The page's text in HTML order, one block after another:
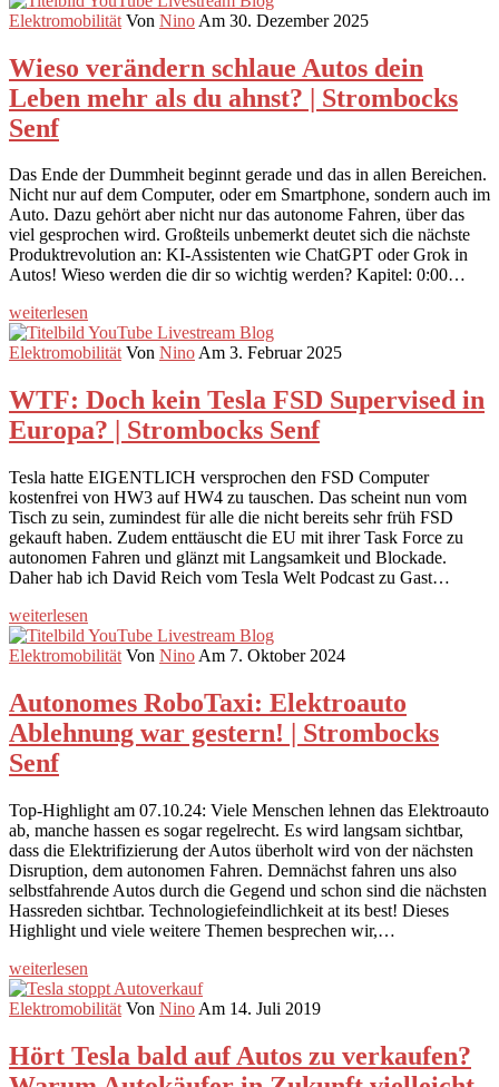
Elektromobilität Von Nino Am 30. Dezember 2025
Wieso verändern schlaue Autos dein
Leben mehr als du ahnst? | Strombocks
Senf
Das Ende der Dummheit beginnt gerade und das in allen Bereichen.
Nicht nur auf dem Computer, oder em Smartphone, sondern auch im
Auto. Dazu gehört aber nicht nur das autonome Fahren, über das
viel gesprochen wird. Großteils unbemerkt deutet sich die nächste
Produktrevolution an: KI-Assistenten wie ChatGPT oder Grok in
Autos! Wieso werden die dir so wichtig werden? Kapitel: 0:00…
weiterlesen
Elektromobilität Von NinoAm 3. Februar 2025
WTF: Doch kein Tesla FSD Supervised in
Europa? | Strombocks Senf
Tesla hatte EIGENTLICH versprochen den FSD Computer
kostenfrei von HW3 auf HW4 zu tauschen. Das scheint nun vom
Tisch zu sein, zumindest für alle die nicht bereits sehr früh FSD
gekauft haben. Zudem enttäuscht die EU mit ihrer Task Force zu
autonomen Fahren und glänzt mit Langsamkeit und Blockade.
Daher hab ich David Reich vom Tesla Welt Podcast zu Gast…
weiterlesen
Elektromobilität Von Nino Am 7. Oktober 2024
Autonomes RoboTaxi: Elektroauto
Ablehnung war gestern! | Strombocks
Senf
Top-Highlight am 07.10.24: Viele Menschen lehnen das Elektroauto
ab, manche hassen es sogar regelrecht. Es wird langsam sichtbar,
dass die Elektrifizierung der Autos überholt wird von der nächsten
Disruption, dem autonomen Fahren. Demnächst fahren uns also
selbstfahrende Autos durch die Gegend und schon sind die nächsten
Hassreden sichtbar. Technologiefeindlichkeit at its best! Dieses
Highlight und viele weitere Themen besprechen wir,…
weiterlesen
Elektromobilität Von Nino Am 14. Juli 2019
Hört Tesla bald auf Autos zu verkaufen?